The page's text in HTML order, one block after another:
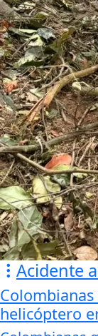
Acidente
helicóptero